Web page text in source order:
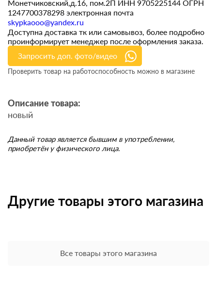
Монетчиковский,д.16, пом.2П ИНН 9705225144 ОГРН
1247700378298 электронная почта
skypkaooo@yandex.ru
Доступна доставка тк или самовывоз, более подробно
проинформирует менеджер после оформления заказа.
Запросить доп. фото/видео
Проверить товар на работоспособность можно в магазине
Описание товара:
новый
Данный товар является бывшим в употреблении,
приобретён у физического лица.
Другие товары этого магазина
Все товары этого магазина